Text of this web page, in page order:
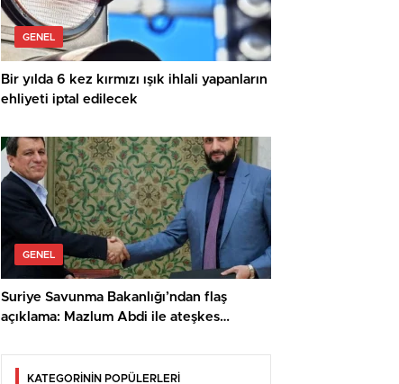
GENEL
Bir yılda 6 kez kırmızı ışık ihlali yapanların
ehliyeti iptal edilecek
GENEL
Suriye Savunma Bakanlığı’ndan flaş
açıklama: Mazlum Abdi ile ateşkes
KATEGORİNİN POPÜLERLERİ